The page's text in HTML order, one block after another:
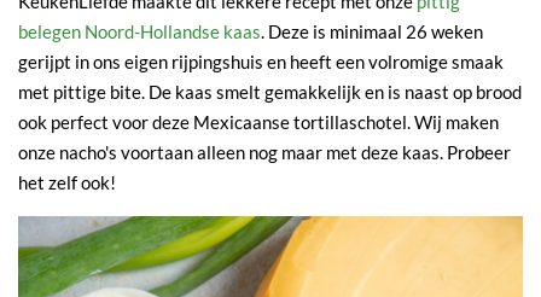
belegen Noord-Hollandse kaas . Deze is minimaal 26 weken
gerijpt in ons eigen rijpingshuis en heeft een volromige smaak
met pittige bite. De kaas smelt gemakkelijk en is naast op brood
ook perfect voor deze Mexicaanse tortillaschotel. Wij maken
onze nacho's voortaan alleen nog maar met deze kaas. Probeer
het zelf ook!